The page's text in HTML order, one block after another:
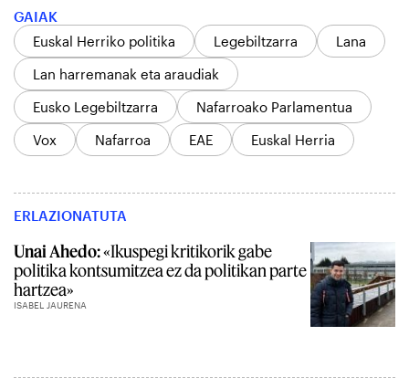
GAIAK
Euskal Herriko politika
Legebiltzarra
Lana
Lan harremanak eta araudiak
Eusko Legebiltzarra
Nafarroako Parlamentua
Vox
Nafarroa EAE Euskal Herria
ERLAZIONATUTA
Unai Ahedo:«Ikuspegi kritikorik gabe
politika kontsumitzea ez da politikan parte
hartzea»
ISABEL JAURENA